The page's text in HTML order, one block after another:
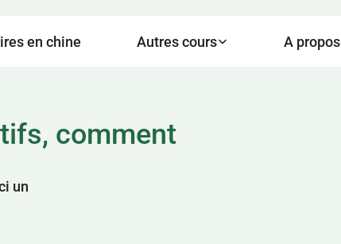
en chine Autres cours A propos
comment
un